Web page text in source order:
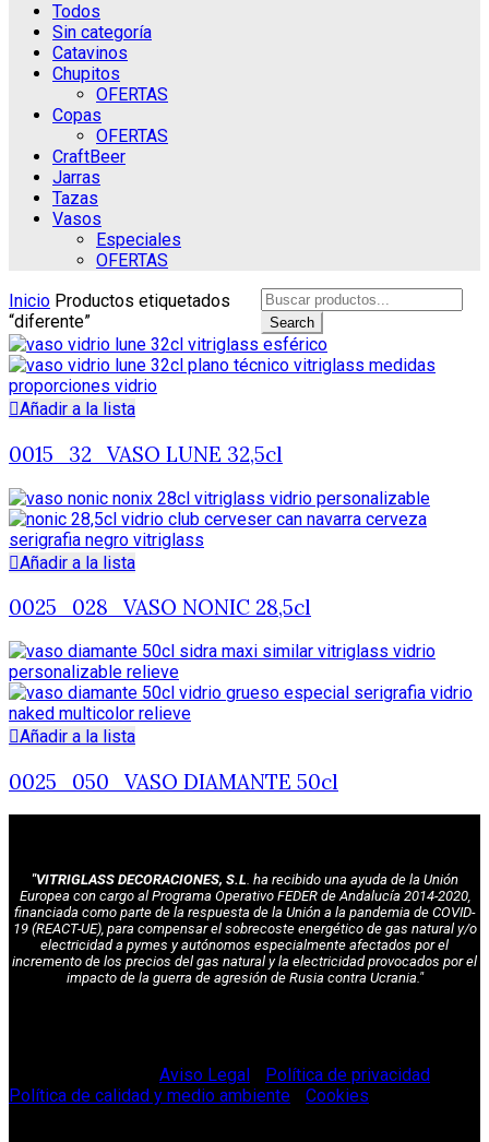
Todos
Sin categoría
Catavinos
Chupitos
OFERTAS
Copas
OFERTAS
CraftBeer
Jarras
Tazas
Vasos
Especiales
OFERTAS
Inicio Productos etiquetados
“diferente”
Search
for:
Search
Añadir a la lista
0015_32_VASO LUNE 32,5cl
Añadir a la lista
0025_028_VASO NONIC 28,5cl
Añadir a la lista
0025_050_VASO DIAMANTE 50cl
"VITRIGLASS DECORACIONES, S.L. ha recibido una ayuda de la Unión
Europea con cargo al Programa Operativo FEDER de Andalucía 2014-2020,
financiada como parte de la respuesta de la Unión a la pandemia de COVID-
19 (REACT-UE), para compensar el sobrecoste energético de gas natural y/o
electricidad a pymes y autónomos especialmente afectados por el
incremento de los precios del gas natural y la electricidad provocados por el
impacto de la guerra de agresión de Rusia contra Ucrania."
Aviso Legal Política de privacidad
Política de calidad y medio ambiente
Cookies